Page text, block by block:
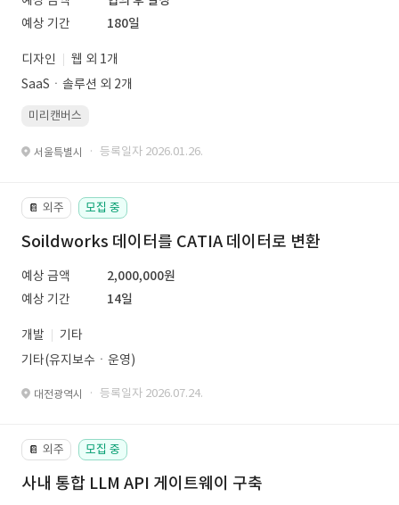
예상 기간
180일
디자인
웹 외 1개
SaaSㆍ솔루션 외 2개
미리캔버스
서울특별시 · 등록일자 2026.01.26.
📔 외주 모집 중
Soildworks 데이터를 CATIA 데이터로 변환
예상 금액
2,000,000원
예상 기간
14일
개발
기타
기타(유지보수ㆍ운영)
대전광역시 · 등록일자 2026.07.24.
📔 외주 모집 중
사내 통합 LLM API 게이트웨이 구축